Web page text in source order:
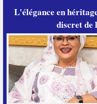
L'élégance en
discret de